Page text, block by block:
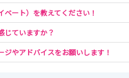
ート）を教えてください！
じていますか？
やアドバイスをお願いします！